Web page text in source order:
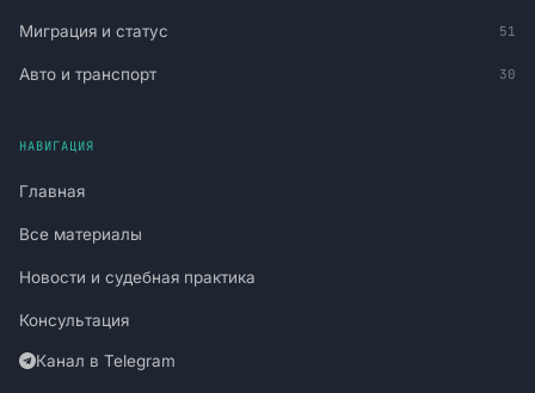
Миграция и статус 51
Авто и транспорт 30
НАВИГАЦИЯ
Главная
Все материалы
Новости и судебная практика
Консультация
Канал в Telegram